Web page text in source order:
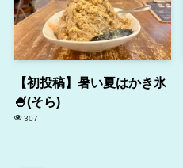
【初投稿】暑い夏はかき氷
🍧(そら)
307